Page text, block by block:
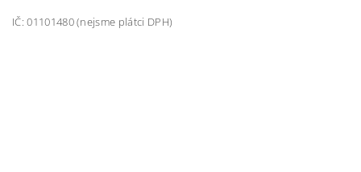
IČ: 01101480 (nejsme plátci DPH)